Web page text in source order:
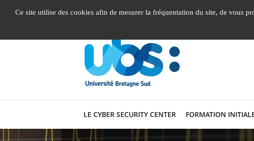
LE CYBER SECURITY CENTER FORMATION
Ce site utilise des cookies afin de mesurer la fréquentation du site, de vous